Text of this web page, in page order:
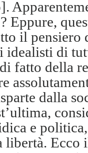
Eppure,
il pensiero
idealisti di
fatto della
dalla
e
libertà. Ecco